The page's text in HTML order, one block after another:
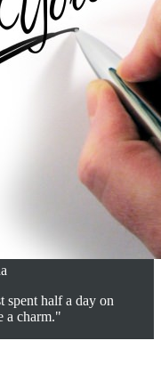
half a day on
a charm."